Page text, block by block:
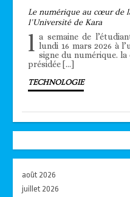
Le numérique au cœur de
l’Université de Kara
l a semaine de
lundi 16 mars 2026 à
signe du numérique. la
présidée […]
TECHNOLOGIE
août 2026
juillet 2026